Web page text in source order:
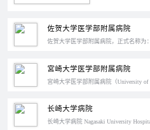
份，正式更名为“熊
为“熊本大学病院”。
定功能医院”。
佐贺大学医学部附属病院
宮崎大学医学部附属病院
长崎大学病院